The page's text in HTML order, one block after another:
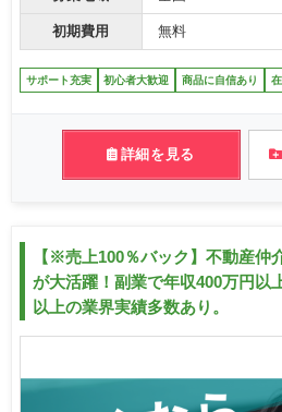
初期費用 無料
サポート充実 初心者大歓迎 商品に自信あり
詳細を見る
【※売上100％バック】不動産仲
が大活躍！副業で年収400万円以
以上の業界実績多数あり。